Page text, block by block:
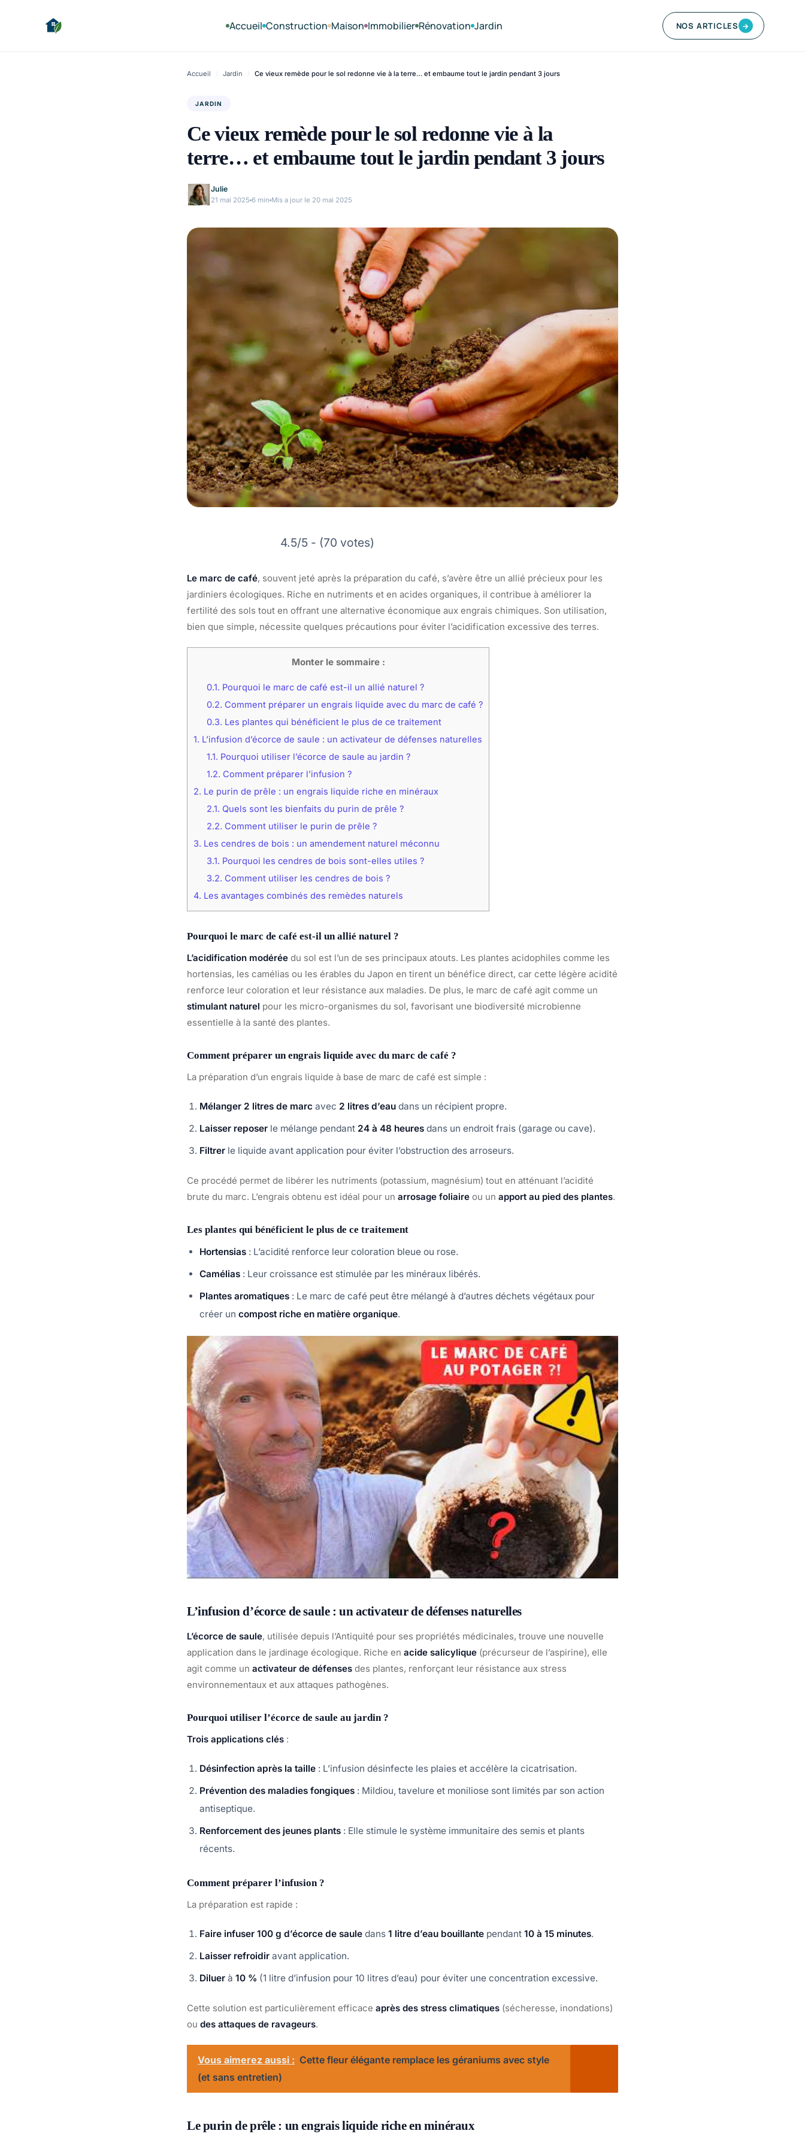
Accueil Construction Maison Immobilier Rénovation Jardin NOS ARTICLES →
Accueil / Jardin / Ce vieux remède pour le sol redonne vie à la terre… et embaume tout le jardin pendant 3 jours
JARDIN
Ce vieux remède pour le sol redonne vie à la
terre… et embaume tout le jardin pendant 3 jours
Julie
21 mai 2025 6 min Mis a jour le 20 mai 2025
4.5/5 - (70 votes)
Le marc de café, souvent jeté après la préparation du café, s’avère être un allié précieux pour les
jardiniers écologiques. Riche en nutriments et en acides organiques, il contribue à améliorer la
fertilité des sols tout en offrant une alternative économique aux engrais chimiques. Son utilisation,
bien que simple, nécessite quelques précautions pour éviter l’acidification excessive des terres.
Monter le sommaire :
0.1. Pourquoi le marc de café est-il un allié naturel ?
0.2. Comment préparer un engrais liquide avec du marc de café ?
0.3. Les plantes qui bénéficient le plus de ce traitement
1. L’infusion d’écorce de saule : un activateur de défenses naturelles
1.1. Pourquoi utiliser l’écorce de saule au jardin ?
1.2. Comment préparer l’infusion ?
2. Le purin de prêle : un engrais liquide riche en minéraux
2.1. Quels sont les bienfaits du purin de prêle ?
2.2. Comment utiliser le purin de prêle ?
3. Les cendres de bois : un amendement naturel méconnu
3.1. Pourquoi les cendres de bois sont-elles utiles ?
3.2. Comment utiliser les cendres de bois ?
4. Les avantages combinés des remèdes naturels
Pourquoi le marc de café est-il un allié naturel ?
L’acidification modérée du sol est l’un de ses principaux atouts. Les plantes acidophiles comme les
hortensias, les camélias ou les érables du Japon en tirent un bénéfice direct, car cette légère acidité
renforce leur coloration et leur résistance aux maladies. De plus, le marc de café agit comme un
stimulant naturel pour les micro-organismes du sol, favorisant une biodiversité microbienne
essentielle à la santé des plantes.
Comment préparer un engrais liquide avec du marc de café ?
La préparation d’un engrais liquide à base de marc de café est simple :
Mélanger 2 litres de marc avec 2 litres d’eau dans un récipient propre.
Laisser reposer le mélange pendant 24 à 48 heures dans un endroit frais (garage ou cave).
Filtrer le liquide avant application pour éviter l’obstruction des arroseurs.
Ce procédé permet de libérer les nutriments (potassium, magnésium) tout en atténuant l’acidité
brute du marc. L’engrais obtenu est idéal pour un arrosage foliaire ou un apport au pied des plantes.
Les plantes qui bénéficient le plus de ce traitement
Hortensias : L’acidité renforce leur coloration bleue ou rose.
Camélias : Leur croissance est stimulée par les minéraux libérés.
Plantes aromatiques : Le marc de café peut être mélangé à d’autres déchets végétaux pour
créer un compost riche en matière organique.
L’infusion d’écorce de saule : un activateur de défenses naturelles
L’écorce de saule, utilisée depuis l’Antiquité pour ses propriétés médicinales, trouve une nouvelle
application dans le jardinage écologique. Riche en acide salicylique (précurseur de l’aspirine), elle
agit comme un activateur de défenses des plantes, renforçant leur résistance aux stress
environnementaux et aux attaques pathogènes.
Pourquoi utiliser l’écorce de saule au jardin ?
Trois applications clés :
Désinfection après la taille : L’infusion désinfecte les plaies et accélère la cicatrisation.
Prévention des maladies fongiques : Mildiou, tavelure et moniliose sont limités par son action
antiseptique.
Renforcement des jeunes plants : Elle stimule le système immunitaire des semis et plants
récents.
Comment préparer l’infusion ?
La préparation est rapide :
Faire infuser 100 g d’écorce de saule dans 1 litre d’eau bouillante pendant 10 à 15 minutes.
Laisser refroidir avant application.
Diluer à 10 % (1 litre d’infusion pour 10 litres d’eau) pour éviter une concentration excessive.
Cette solution est particulièrement efficace après des stress climatiques (sécheresse, inondations)
ou des attaques de ravageurs.
Vous aimerez aussi : Cette fleur élégante remplace les géraniums avec style
(et sans entretien)
Le purin de prêle : un engrais liquide riche en minéraux